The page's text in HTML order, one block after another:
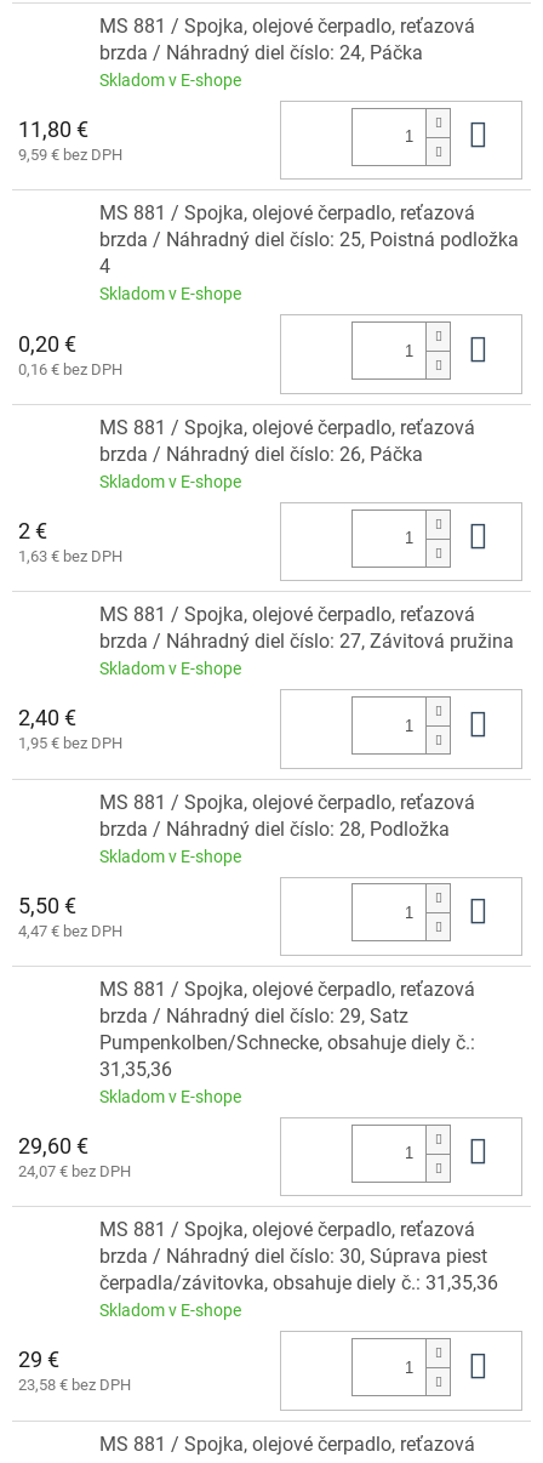
MS 881 / Spojka, olejové čerpadlo, reťazová
brzda / Náhradný diel číslo: 24, Páčka
Skladom v E-shope
11,80 €
9,59 € bez DPH
MS 881 / Spojka, olejové čerpadlo, reťazová
brzda / Náhradný diel číslo: 25, Poistná podložka
4
Skladom v E-shope
0,20 €
0,16 € bez DPH
MS 881 / Spojka, olejové čerpadlo, reťazová
brzda / Náhradný diel číslo: 26, Páčka
Skladom v E-shope
2 €
1,63 € bez DPH
MS 881 / Spojka, olejové čerpadlo, reťazová
brzda / Náhradný diel číslo: 27, Závitová pružina
Skladom v E-shope
2,40 €
1,95 € bez DPH
MS 881 / Spojka, olejové čerpadlo, reťazová
brzda / Náhradný diel číslo: 28, Podložka
Skladom v E-shope
5,50 €
4,47 € bez DPH
MS 881 / Spojka, olejové čerpadlo, reťazová
brzda / Náhradný diel číslo: 29, Satz
Pumpenkolben/Schnecke, obsahuje diely č.:
31,35,36
Skladom v E-shope
29,60 €
24,07 € bez DPH
MS 881 / Spojka, olejové čerpadlo, reťazová
brzda / Náhradný diel číslo: 30, Súprava piest
čerpadla/závitovka, obsahuje diely č.: 31,35,36
Skladom v E-shope
29 €
23,58 € bez DPH
MS 881 / Spojka, olejové čerpadlo, reťazová